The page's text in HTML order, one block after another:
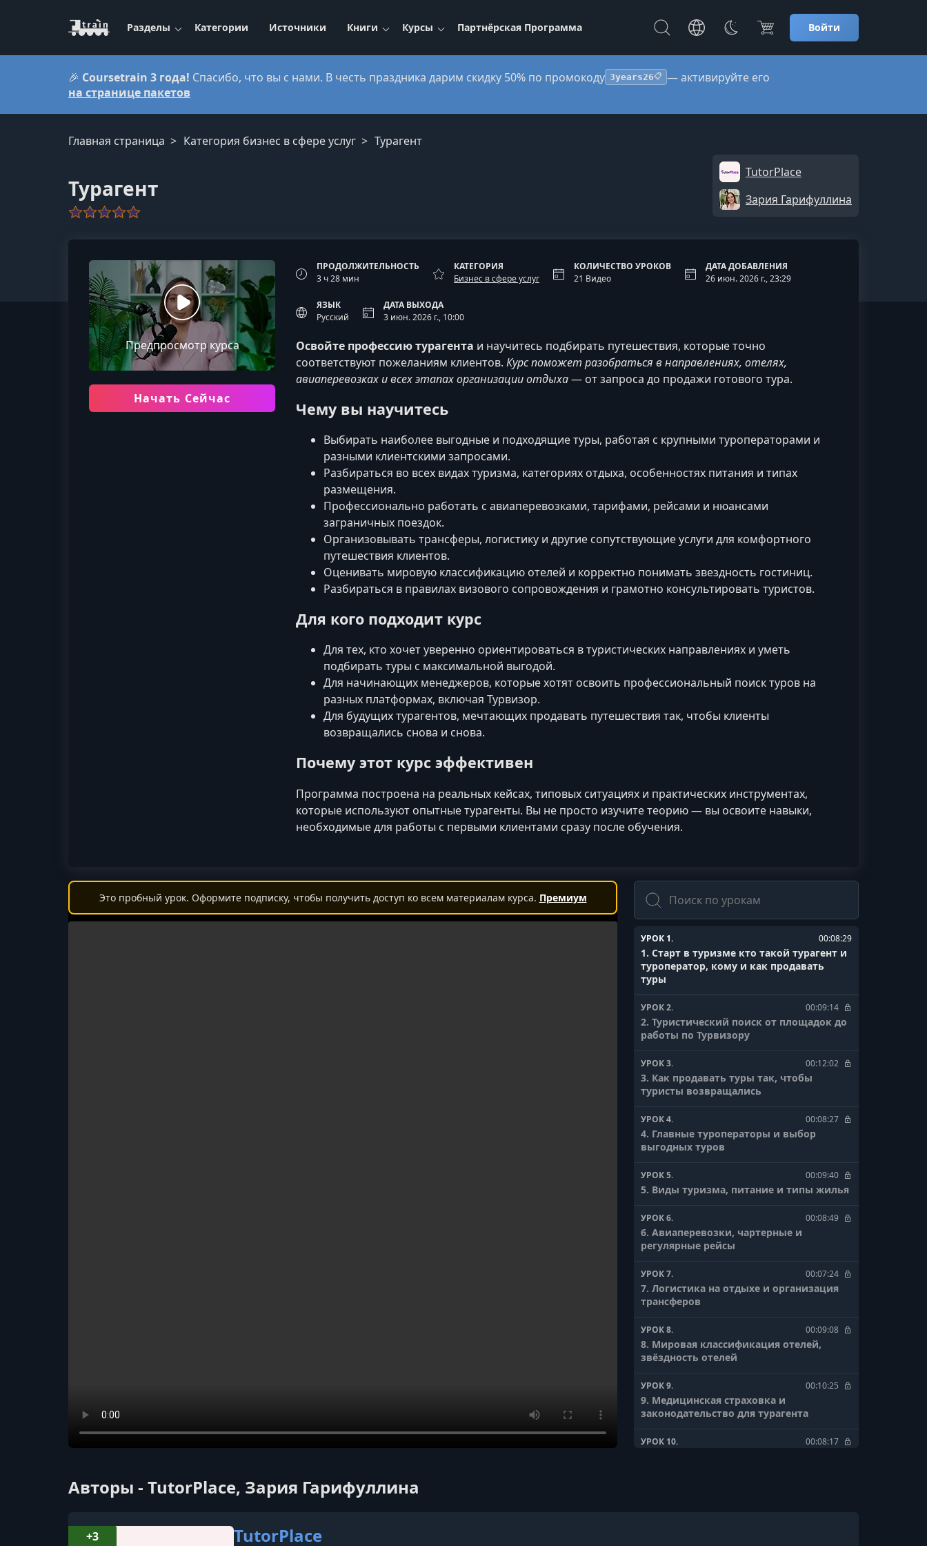
Разделы Категории Источники Книги Курсы Партнёрская Программа Войти
🎉 Coursetrain 3 года! Спасибо, что вы с нами. В честь праздника дарим скидку 50% по промокоду 3years26📋 — активируйте его
на странице пакетов
Главная страница Категория бизнес в сфере услуг Турагент
Турагент
TutorPlace
Зария Гарифуллина
Предпросмотр курса
Начать Сейчас
ПРОДОЛЖИТЕЛЬНОСТЬ
3 ч 28 мин
КАТЕГОРИЯ
Бизнес в сфере услуг
КОЛИЧЕСТВО УРОКОВ
21 Видео
ДАТА ДОБАВЛЕНИЯ
26 июн. 2026 г., 23:29
ЯЗЫК
Русский
ДАТА ВЫХОДА
3 июн. 2026 г., 10:00
Освойте профессию турагента и научитесь подбирать путешествия, которые точно
соответствуют пожеланиям клиентов. Курс поможет разобраться в направлениях, отелях,
авиаперевозках и всех этапах организации отдыха— от запроса до продажи готового тура.
Чему вы научитесь
Выбирать наиболее выгодные и подходящие туры, работая с крупными туроператорами и
разными клиентскими запросами.
Разбираться во всех видах туризма, категориях отдыха, особенностях питания и типах
размещения.
Профессионально работать с авиаперевозками, тарифами, рейсами и нюансами
заграничных поездок.
Организовывать трансферы, логистику и другие сопутствующие услуги для комфортного
путешествия клиентов.
Оценивать мировую классификацию отелей и корректно понимать звездность гостиниц.
Разбираться в правилах визового сопровождения и грамотно консультировать туристов.
Для кого подходит курс
Для тех, кто хочет уверенно ориентироваться в туристических направлениях и уметь
подбирать туры с максимальной выгодой.
Для начинающих менеджеров, которые хотят освоить профессиональный поиск туров на
разных платформах, включая Турвизор.
Для будущих турагентов, мечтающих продавать путешествия так, чтобы клиенты
возвращались снова и снова.
Почему этот курс эффективен
Программа построена на реальных кейсах, типовых ситуациях и практических инструментах,
которые используют опытные турагенты. Вы не просто изучите теорию — вы освоите навыки,
необходимые для работы с первыми клиентами сразу после обучения.
Это пробный урок. Оформите подписку, чтобы получить доступ ко всем материалам курса. Премиум
Поиск
УРОК 1. 00:08:29
1. Старт в туризме кто такой турагент и
туроператор, кому и как продавать
туры
УРОК 2. 00:09:14
2. Туристический поиск от площадок до
работы по Турвизору
УРОК 3. 00:12:02
3. Как продавать туры так, чтобы
туристы возвращались
УРОК 4. 00:08:27
4. Главные туроператоры и выбор
выгодных туров
УРОК 5. 00:09:40
5. Виды туризма, питание и типы жилья
УРОК 6. 00:08:49
6. Авиаперевозки, чартерные и
регулярные рейсы
УРОК 7. 00:07:24
7. Логистика на отдыхе и организация
трансферов
УРОК 8. 00:09:08
8. Мировая классификация отелей,
звёздность отелей
УРОК 9. 00:10:25
9. Медицинская страховка и
законодательство для турагента
УРОК 10. 00:08:17
Авторы - TutorPlace, Зария Гарифуллина
TutorPlace
+3